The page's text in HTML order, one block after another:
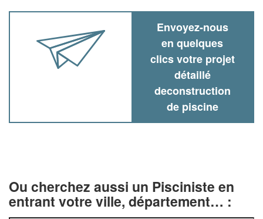
Envoyez-nous
en quelques
clics votre projet
détaillé
deconstruction
de piscine
Ou cherchez aussi un Pisciniste en
entrant votre ville, département… :